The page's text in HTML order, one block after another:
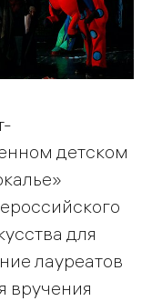
детском
для
лауреатов
вручения